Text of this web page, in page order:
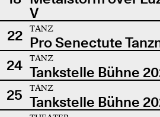
V
22
TANZ
Pro Senectute
24
TANZ
Tankstelle Bühne
25
TANZ
Tankstelle Bühne